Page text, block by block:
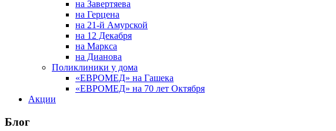
на Завертяева
на Герцена
на 21-й Амурской
на 12 Декабря
на Маркса
на Дианова
Поликлиники у дома
«ЕВРОМЕД» на Гашека
«ЕВРОМЕД» на 70 лет Октября
Акции
Блог